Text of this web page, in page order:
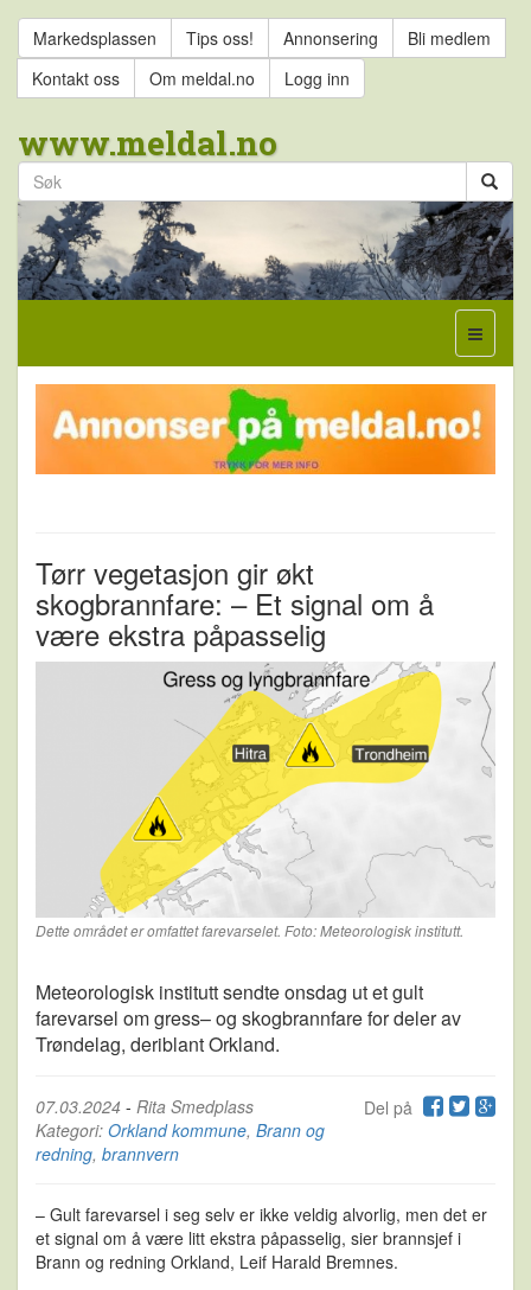
Markedsplassen Tips oss! Annonsering
Bli medlem
Kontakt oss
Om meldal.no Logg inn
www.meldal.no
Tørr vegetasjon gir økt
skogbrannfare: – Et signal om å
være ekstra påpasselig
Dette området er omfattet farevarselet. Foto: Meteorologisk institutt.
Meteorologisk institutt sendte onsdag ut et gult
farevarsel om gress– og skogbrannfare for deler av
Trøndelag, deriblant Orkland.
Del på
07.03.2024 - Rita Smedplass
Kategori: Orkland kommune, Brann og
redning, brannvern
– Gult farevarsel i seg selv er ikke veldig alvorlig, men det er
et signal om å være litt ekstra påpasselig, sier brannsjef i
Brann og redning Orkland, Leif Harald Bremnes.